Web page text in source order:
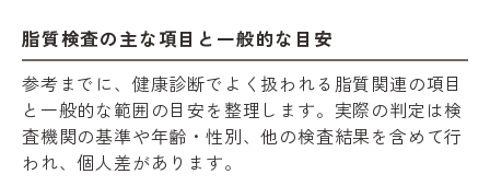
脂質検査の主な項目と一般的な目安
参考までに、健康診断でよく扱われる脂質関連の項目
と一般的な範囲の目安を整理します。実際の判定は検
査機関の基準や年齢・性別、他の検査結果を含めて行
われ、個人差があります。